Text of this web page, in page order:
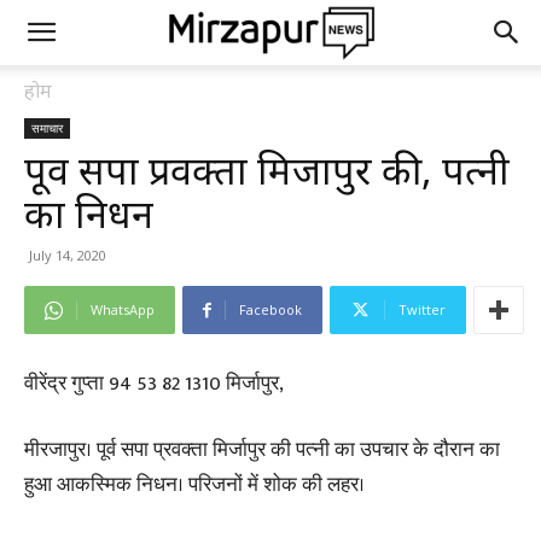
होम
समाचार
पूर्व सपा प्रवक्ता मिर्जापुर की, पत्नी
का निधन
July 14, 2020
WhatsApp Facebook Twitter
वीरेंद्र गुप्ता 94 53 82 1310 मिर्जापुर,
मीरजापुर। पूर्व सपा प्रवक्ता मिर्जापुर की पत्नी का उपचार के दौरान का
हुआ आकस्मिक निधन। परिजनों में शोक की लहर।